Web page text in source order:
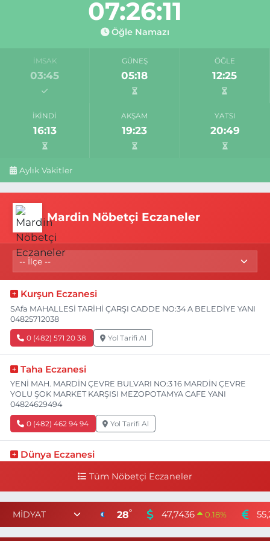
07:26:11
Öğle Namazı
İMSAK
03:45
GÜNEŞ
05:18
ÖĞLE
12:25
İKINDI
16:13
AKŞAM
19:23
YATSI
20:49
Aylık Vakitler
Mardin Nöbetçi Eczaneler
Kurşun Eczanesi
SAfa MAHALLESİ TARİHİ ÇARŞI CADDE NO:34 A BELEDİYE YANI
04825712038
0 (482) 571 20 38 Yol Tarifi Al
Taha Eczanesi
YENİ MAH. MARDİN ÇEVRE BULVARI NO:3 16 MARDİN ÇEVRE
YOLU ŞOK MARKET KARŞISI MEZOPOTAMYA CAFE YANI
04824629494
0 (482) 462 94 94 Yol Tarifi Al
Dünya Eczanesi
CAD. (İŞBANKASI CAD) BİM MARKET YANI 04824158747
Tamtamış Eczanesi
Tüm Nöbetçi Eczaneler
28° 47,7436 0.18%